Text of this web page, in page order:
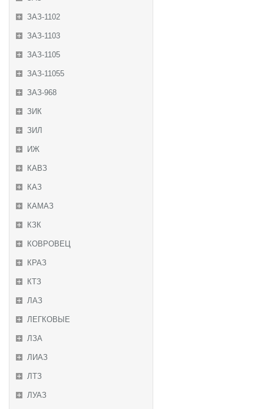
ЗАЗ-1102
ЗАЗ-1103
ЗАЗ-1105
ЗАЗ-11055
ЗАЗ-968
ЗИК
ЗИЛ
ИЖ
КАВЗ
КАЗ
КАМАЗ
КЗК
КОВРОВЕЦ
КРАЗ
КТЗ
ЛАЗ
ЛЕГКОВЫЕ
ЛЗА
ЛИАЗ
ЛТЗ
ЛУАЗ